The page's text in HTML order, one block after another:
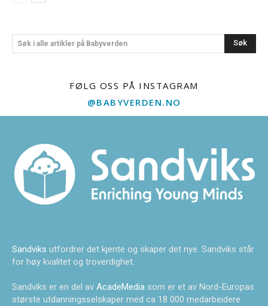
Søk i alle artikler på Babyverden Søk
FØLG OSS PÅ INSTAGRAM
@BABYVERDEN.NO
Sandviks utfordrer det kjente og skaper det nye. Sandviks står
for høy kvalitet og troverdighet.
Sandviks er en del av AcadeMedia som er et av Nord-Europas
største utdanningsselskaper med ca 18 000 medarbeidere.